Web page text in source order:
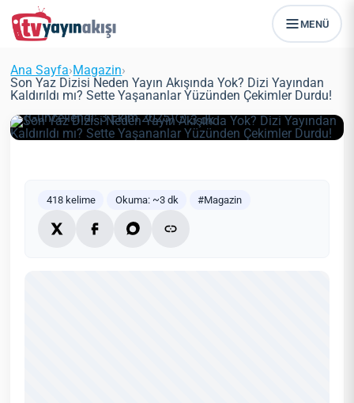
MENÜ
Ana Sayfa›Magazin›
Son Yaz Dizisi Neden Yayın Akışında Yok? Dizi Yayından
Kaldırıldı mı? Sette Yaşananlar Yüzünden Çekimler Durdu!
Son Yaz Dizisi Neden Yayın
Akışında Yok? Dizi Yayından
Yüzünden Çekimler Durdu!
Zeynep Öztürk Magazin
14 Mayıs 2021
(Güncellendi: 3 Ekim 2025)
3 dk
418 kelime Okuma: ~3 dk #Magazin